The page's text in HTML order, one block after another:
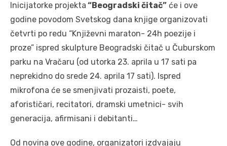
Inicijatorke projekta “Beogradski čitač” će i ove
godine povodom Svetskog dana knjige organizovati
četvrti po redu “Književni maraton- 24h poezije i
proze” ispred skulpture Beogradski čitač u Čuburskom
parku na Vračaru (od utorka 23. aprila u 17 sati pa
neprekidno do srede 24. aprila 17 sati). Ispred
mikrofona će se smenjivati prozaisti, poete,
aforističari, recitatori, dramski umetnici- svih
generacija, afirmisani i debitanti…
Od novina ove godine, organizatori izdvajaju